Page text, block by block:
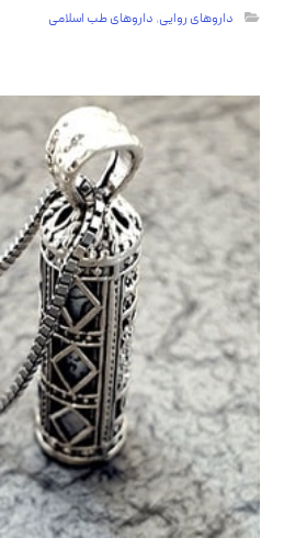
داروهای روایی, داروهای طب اسلامی